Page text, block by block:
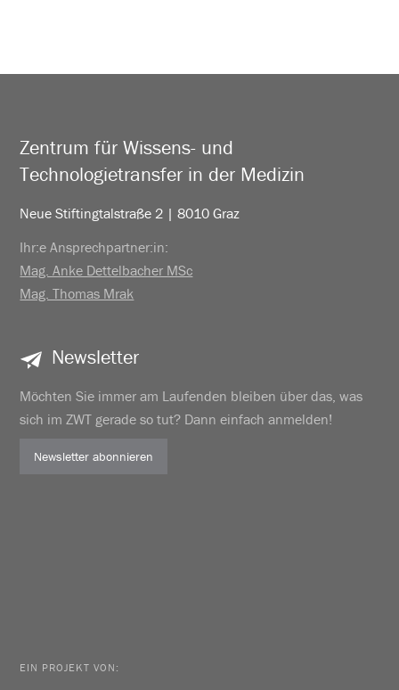
Zentrum für Wissens- und
Technologietransfer in der Medizin
Neue Stiftingtalstraße 2 | 8010 Graz
Ihr:e Ansprechpartner:in:
Mag. Anke Dettelbacher MSc
Mag. Thomas Mrak
Newsletter
Möchten Sie immer am Laufenden bleiben über das, was
sich im ZWT gerade so tut? Dann einfach anmelden!
Newsletter abonnieren
EIN PROJEKT VON: